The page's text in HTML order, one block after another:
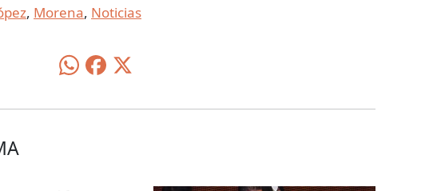
, Morena, Noticias